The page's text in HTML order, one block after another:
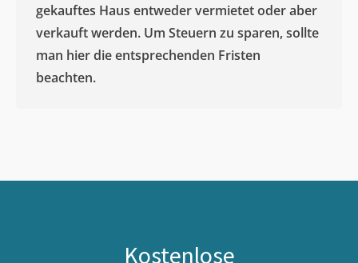
gekauftes Haus entweder vermietet oder aber
verkauft werden. Um Steuern zu sparen, sollte
man hier die entsprechenden Fristen
beachten.
Kostenlose